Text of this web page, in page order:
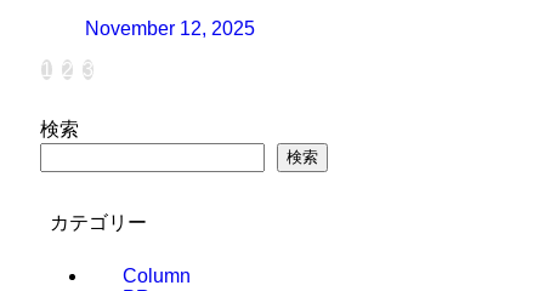
November 12, 2025
1 2 3
検索
検索
カテゴリー
Column